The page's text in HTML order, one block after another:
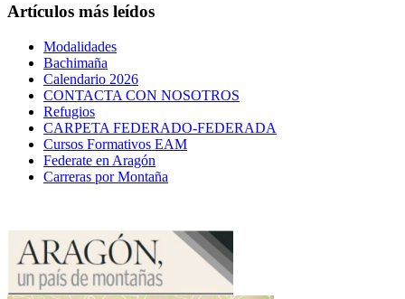
Artículos más leídos
Modalidades
Bachimaña
Calendario 2026
CONTACTA CON NOSOTROS
Refugios
CARPETA FEDERADO-FEDERADA
Cursos Formativos EAM
Federate en Aragón
Carreras por Montaña